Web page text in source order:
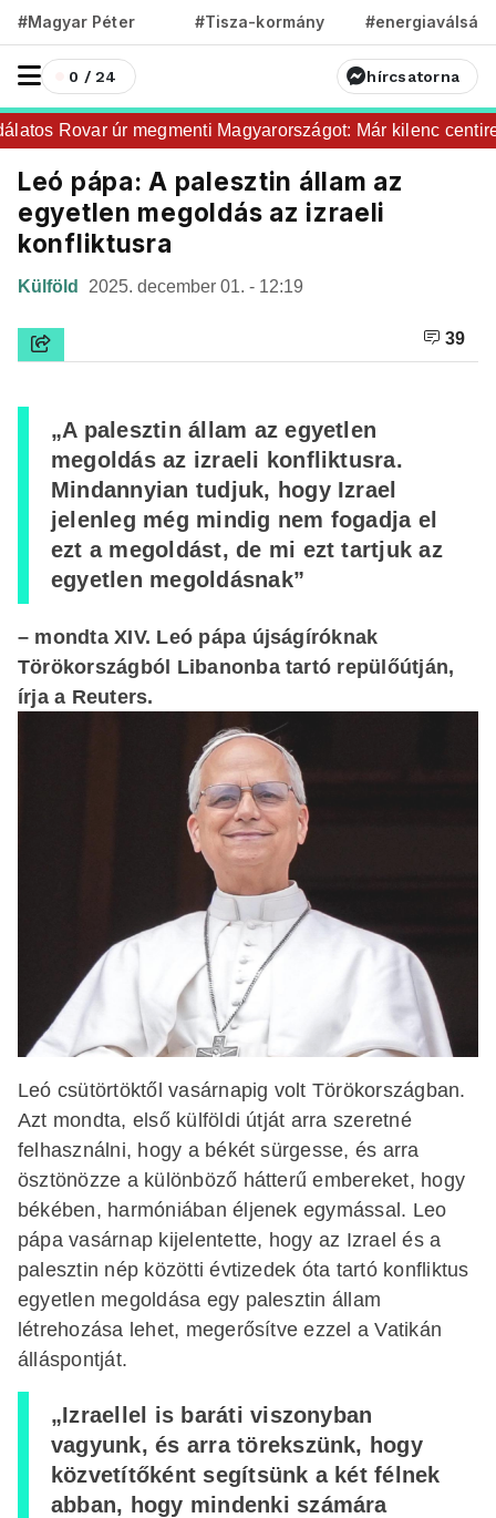
#Magyar Péter #Tisza-kormány #energiaválság
0 / 24 hírcsatorna
Rovar úr megmenti Magyarországot: Már kilenc centire
Leó pápa: A palesztin állam az
egyetlen megoldás az izraeli
konfliktusra
Külföld 2025. december 01. - 12:19
39
„A palesztin állam az egyetlen
megoldás az izraeli konfliktusra.
Mindannyian tudjuk, hogy Izrael
jelenleg még mindig nem fogadja el
ezt a megoldást, de mi ezt tartjuk az
egyetlen megoldásnak”
– mondta XIV. Leó pápa újságíróknak
Törökországból Libanonba tartó repülőútján,
írja a Reuters.
Leó csütörtöktől vasárnapig volt Törökországban.
Azt mondta, első külföldi útját arra szeretné
felhasználni, hogy a békét sürgesse, és arra
ösztönözze a különböző hátterű embereket, hogy
békében, harmóniában éljenek egymással. Leo
pápa vasárnap kijelentette, hogy az Izrael és a
palesztin nép közötti évtizedek óta tartó konfliktus
egyetlen megoldása egy palesztin állam
létrehozása lehet, megerősítve ezzel a Vatikán
álláspontját.
„Izraellel is baráti viszonyban
vagyunk, és arra törekszünk, hogy
közvetítőként segítsünk a két félnek
abban, hogy mindenki számára